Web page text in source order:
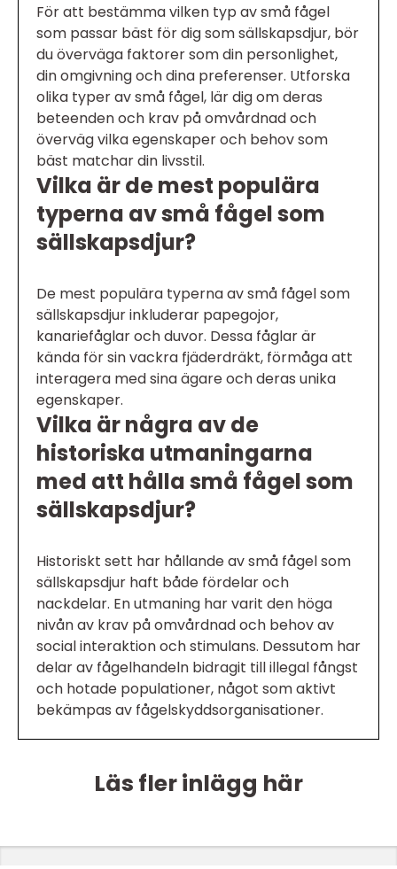
För att bestämma vilken typ av små fågel
som passar bäst för dig som sällskapsdjur, bör
du överväga faktorer som din personlighet,
din omgivning och dina preferenser. Utforska
olika typer av små fågel, lär dig om deras
beteenden och krav på omvårdnad och
överväg vilka egenskaper och behov som
bäst matchar din livsstil.
Vilka är de mest populära
typerna av små fågel som
sällskapsdjur?
De mest populära typerna av små fågel som
sällskapsdjur inkluderar papegojor,
kanariefåglar och duvor. Dessa fåglar är
kända för sin vackra fjäderdräkt, förmåga att
interagera med sina ägare och deras unika
egenskaper.
Vilka är några av de
historiska utmaningarna
med att hålla små fågel som
sällskapsdjur?
Historiskt sett har hållande av små fågel som
sällskapsdjur haft både fördelar och
nackdelar. En utmaning har varit den höga
nivån av krav på omvårdnad och behov av
social interaktion och stimulans. Dessutom har
delar av fågelhandeln bidragit till illegal fångst
och hotade populationer, något som aktivt
bekämpas av fågelskyddsorganisationer.
Läs fler inlägg här